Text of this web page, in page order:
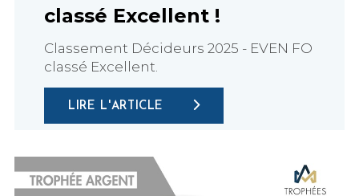
classé Excellent !
Classement Décideurs 2025 - EVEN FO
classé Excellent.
LIRE L'ARTICLE